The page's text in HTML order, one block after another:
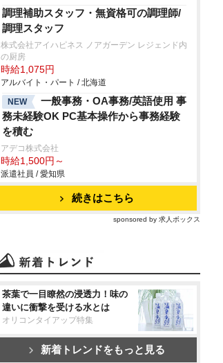
調理補助スタッフ・無資格可の調理師/
調理スタッフ
株式会社アイハピネス ノアガーデン レジェンド内
の厨房
時給1,075円
アルバイト・パート / 北海道
NEW
一般事務・OA事務/英語使用 事
務未経験OK PC基本操作から事務経験
を積む
アデコ株式会社
時給1,500円～
派遣社員 / 愛知県
続きはこちら
sponsored by 求人ボックス
茶葉で一目瞭然の浸透力！味の
違いに衝撃を受ける水とは
オリコンタイアップ特集
新着トレンドをもっと見る